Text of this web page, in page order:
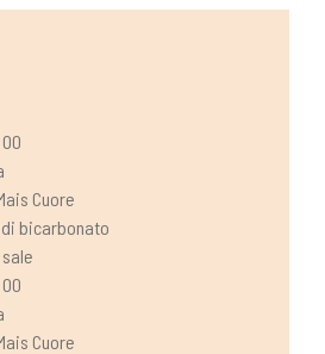
Cuore
bicarbonato
Cuore